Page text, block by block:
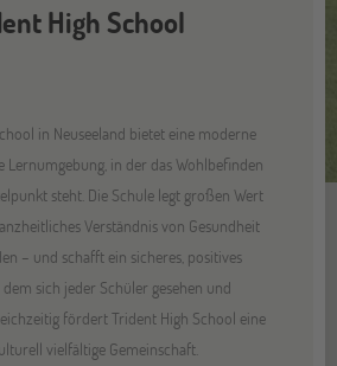
High School
in Neuseeland bietet eine moderne
Lernumgebung, in der das Wohlbefinden
steht. Die Schule legt großen Wert
Verständnis von Gesundheit
– und schafft ein sicheres, positives
sich jeder Schüler gesehen und
fördert Trident High School eine
vielfältige Gemeinschaft.